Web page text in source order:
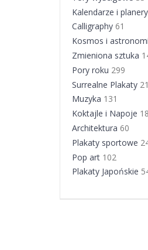
Kalendarze i planery
Calligraphy 61
Kosmos i
Zmieniona sztuka
Pory roku 299
Surrealne Plakaty
Muzyka 131
Koktajle i Napoje
Architektura 60
Plakaty sportowe
Pop art 102
Plakaty Japońskie